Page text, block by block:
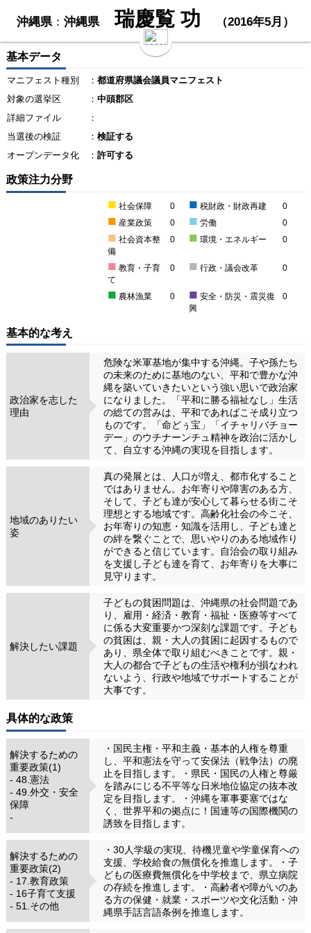
沖縄県：沖縄県 瑞慶覧 功 （2016年5月）
基本データ
マニフェスト種別 ： 都道府県議会議員マニフェスト
対象の選挙区
： 中頭郡区
詳細ファイル
：
当選後の検証
： 検証する
オープンデータ化
： 許可する
政策注力分野
■ 社会保障 0 ■ 税財政・財政再建 0
■ 産業政策 0 ■ 労働 0
■ 社会資本整
備
0 ■ 環境・エネルギー 0
■ 教育・子育
て
0 ■ 行政・議会改革 0
■ 農林漁業 0 ■ 安全・防災・震災復
興
0
基本的な考え
政治家を志した
理由
危険な米軍基地が集中する沖縄。子や孫たち
の未来のために基地のない、平和で豊かな沖
縄を築いていきたいという強い思いで政治家
になりました。「平和に勝る福祉なし」生活
の総ての営みは、平和であればこそ成り立つ
ものです。「命どぅ宝」「イチャリバチョー
デー」のウチナーンチュ精神を政治に活かし
て、自立する沖縄の実現を目指します。
地域のありたい
姿
真の発展とは、人口が増え、都市化すること
ではありません。お年寄りや障害のある方、
そして、子ども達が安心して暮らせる街こそ
理想とする地域です。高齢化社会の今こそ、
お年寄りの知恵・知識を活用し、子ども達と
の絆を繋ぐことで、思いやりのある地域作り
ができると信じています。自治会の取り組み
を支援し子ども達を育て、お年寄りを大事に
見守ります。
解決したい課題
子どもの貧困問題は、沖縄県の社会問題であ
り、雇用・経済・教育・福祉・医療等すべて
に係る大変重要かつ深刻な課題です。子ども
の貧困は、親・大人の貧困に起因するもので
あり、県全体で取り組むべきことです。親・
大人の都合で子どもの生活や権利が損なわれ
ないよう、行政や地域でサポートすることが
大事です。
具体的な政策
解決するための
重要政策(1)
- 48.憲法
- 49.外交・安全
保障
-
・国民主権・平和主義・基本的人権を尊重
し、平和憲法を守って安保法（戦争法）の廃
止を目指します。・県民・国民の人権と尊厳
を踏みにじる不平等な日米地位協定の抜本改
定を目指します。・沖縄を軍事要塞ではな
く、世界平和の拠点に！国連等の国際機関の
誘致を目指します。
解決するための
重要政策(2)
- 17.教育政策
- 16子育て支援
- 51.その他
・30人学級の実現、待機児童や学童保育への
支援、学校給食の無償化を推進します。・子
どもの医療費無償化を中学校まで、県立病院
の存続を推進します。・高齢者や障がいのあ
る方の保健・就業・スポーツや文化活動・沖
縄県手話言語条例を推進します。